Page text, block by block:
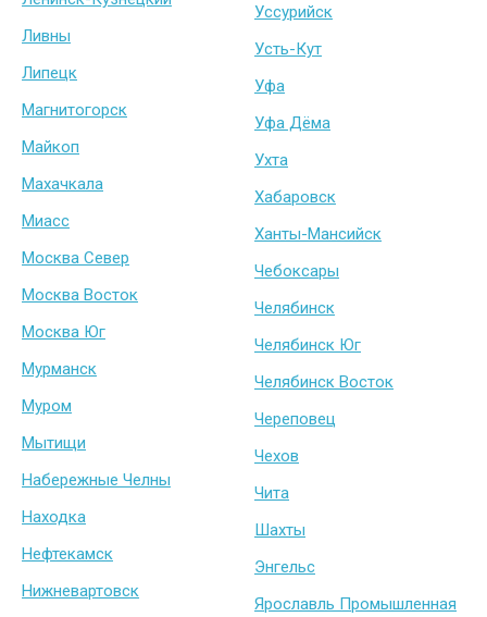
Ливны
Липецк
Магнитогорск
Майкоп
Махачкала
Миасс
Москва Север
Москва Восток
Москва Юг
Мурманск
Муром
Мытищи
Набережные Челны
Находка
Нефтекамск
Нижневартовск
Уссурийск
Усть-Кут
Уфа
Уфа Дёма
Ухта
Хабаровск
Ханты-Мансийск
Чебоксары
Челябинск
Челябинск Юг
Челябинск Восток
Череповец
Чехов
Чита
Шахты
Энгельс
Ярославль Промышленная